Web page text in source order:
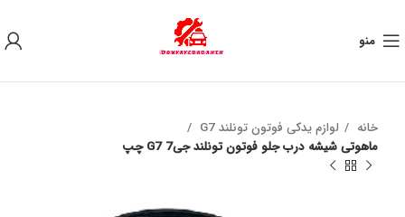
منو
خانه
لوازم یدکی فوتون تونلند G7
ماهوتی شیشه درب جلو فوتون تونلند جی7 G7 چپ
به علت نوسان ارز ، لطفا قبل از خرید تماس بگیرید.